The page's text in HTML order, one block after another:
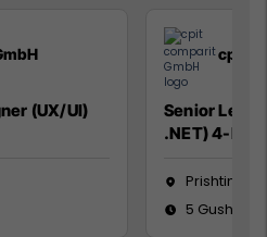
(UX/UI)
cpit
Senior Lead
.NET) 4-
Prishtinë
5 Gusht